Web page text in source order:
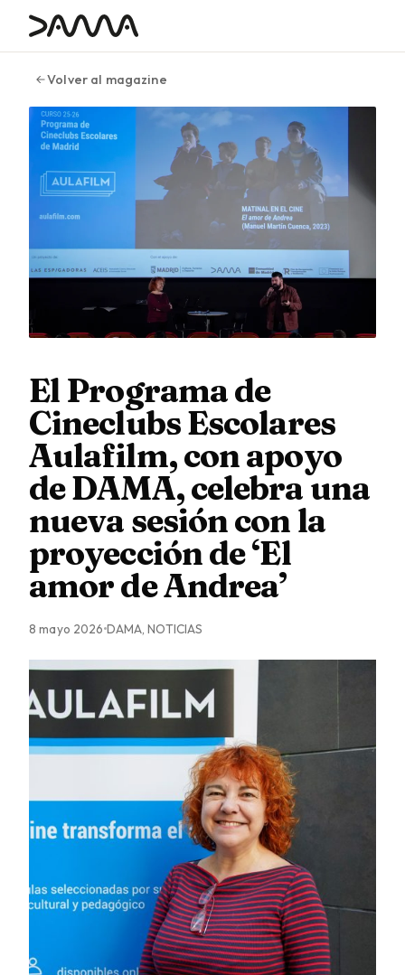
contenido
Volver al magazine
El Programa de
Cineclubs Escolares
Aulafilm, con apoyo
de DAMA, celebra una
nueva sesión con la
proyección de ‘El
amor de Andrea’
8 mayo 2026 DAMA, NOTICIAS